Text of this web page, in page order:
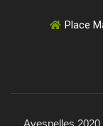
Place
Avesnelles 2020